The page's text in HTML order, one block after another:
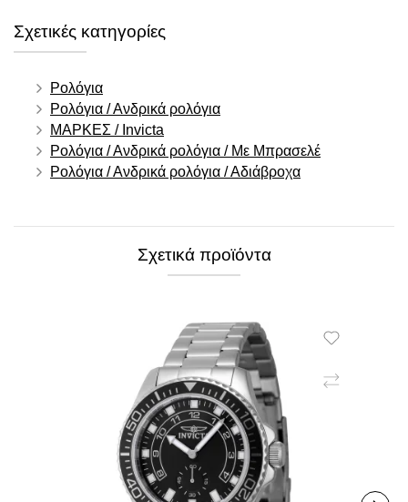
Σχετικές κατηγορίες
Ρολόγια
Ρολόγια / Ανδρικά ρολόγια
ΜΑΡΚΕΣ / Invicta
Ρολόγια / Ανδρικά ρολόγια / Με Μπρασελέ
Ρολόγια / Ανδρικά ρολόγια / Αδιάβροχα
Σχετικά προϊόντα